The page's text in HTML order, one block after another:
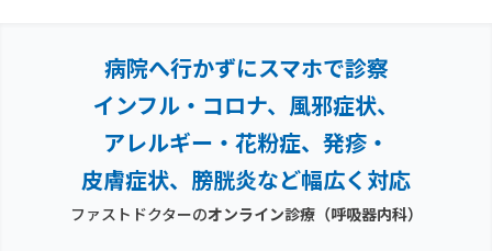
病院へ行かずにスマホで診察
インフル・コロナ、風邪症状、
アレルギー・花粉症、 発疹・
皮膚症状、膀胱炎など幅広く対応
ファストドクターのオンライン診療（呼吸器内科）